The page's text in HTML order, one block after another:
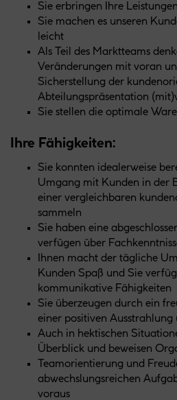
Sie erbringen Ihre
Sie machen es unseren
leicht
Als Teil des Marktteams
Veränderungen mit voran
Sicherstellung der
Abteilungspräsentation
Sie stellen die optimale
Ihre Fähigkeiten:
Sie konnten idealerweise
Umgang mit Kunden in der
einer vergleichbaren
sammeln
Sie haben eine
verfügen über
Ihnen macht der tägliche
Kunden Spaß und Sie
kommunikative Fähigkeiten
Sie überzeugen durch ein
einer positiven
Auch in hektischen
Überblick und beweisen
Teamorientierung und
abwechslungsreichen
voraus